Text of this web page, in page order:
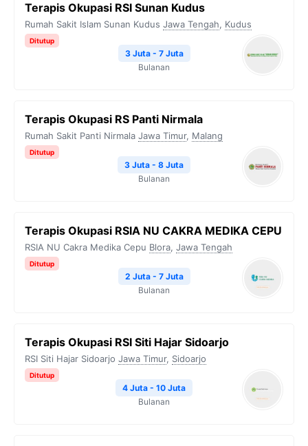
Terapis Okupasi RSI Sunan Kudus
Rumah Sakit Islam Sunan Kudus Jawa Tengah, Kudus
Ditutup
3 Juta - 7 Juta
Bulanan
Terapis Okupasi RS Panti Nirmala
Rumah Sakit Panti Nirmala Jawa Timur, Malang
Ditutup
3 Juta - 8 Juta
Bulanan
Terapis Okupasi RSIA NU CAKRA MEDIKA CEPU
RSIA NU Cakra Medika Cepu Blora, Jawa Tengah
Ditutup
2 Juta - 7 Juta
Bulanan
⁠Terapis Okupasi RSI Siti Hajar Sidoarjo
RSI Siti Hajar Sidoarjo Jawa Timur, Sidoarjo
Ditutup
4 Juta - 10 Juta
Bulanan